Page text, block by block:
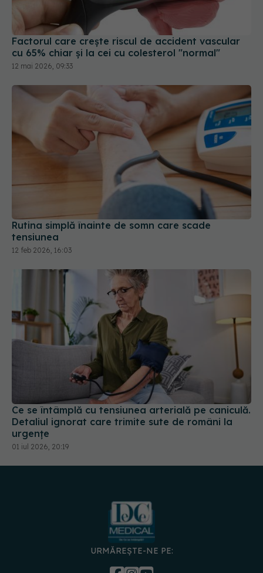
Factorul care crește riscul de accident vascular
cu 65% chiar și la cei cu colesterol "normal"
12 mai 2026, 09:33
Rutina simplă înainte de somn care scade
12 feb 2026, 16:03
Ce se întâmplă cu tensiunea arterială pe caniculă.
Detaliul ignorat care trimite sute de români la
urgențe
01 iul 2026, 20:19
URMĂREȘTE-NE PE: